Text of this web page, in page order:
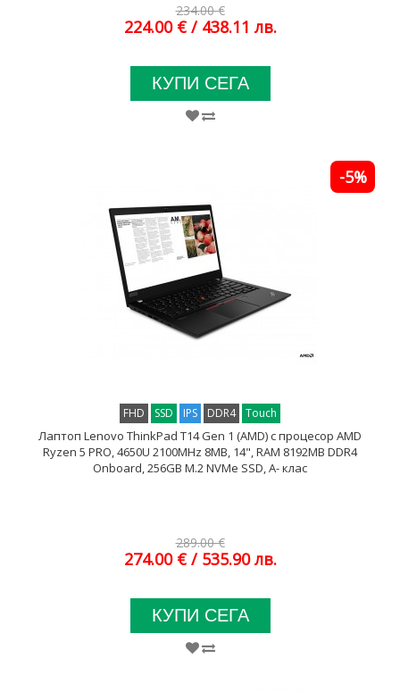
234.00 €
224.00 € / 438.11 лв.
КУПИ СЕГА
FHD SSD IPS DDR4 Touch
Лаптоп Lenovo ThinkPad T14 Gen 1 (AMD) с процесор AMD
Ryzen 5 PRO, 4650U 2100MHz 8MB, 14", RAM 8192MB DDR4
Onboard, 256GB M.2 NVMe SSD, A- клас
289.00 €
274.00 € / 535.90 лв.
-5%
КУПИ СЕГА